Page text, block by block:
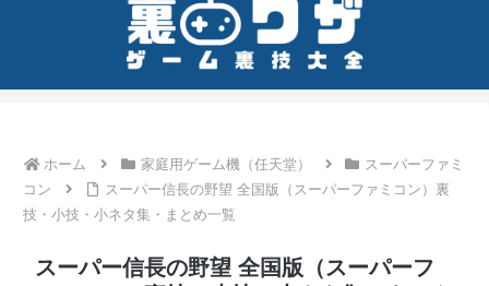
ホーム 家庭用ゲーム機（任天堂）
スーパーファミ
コン
スーパー信長の野望 全国版（スーパーファミコン）裏
技・小技・小ネタ集・まとめ一覧
スーパー信長の野望 全国版（スーパーフ